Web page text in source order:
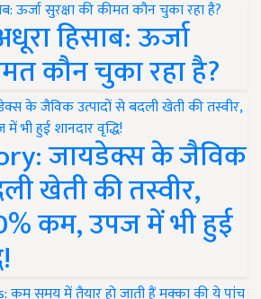
हिसाब: ऊर्जा
कौन चुका रहा है?
जायडेक्स के जैविक
खेती की तस्वीर,
कम, उपज में भी हुई